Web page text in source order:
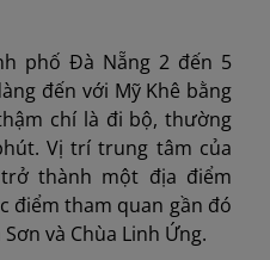
phố Đà Nẵng 2 đến 5
đến với Mỹ Khê bằng
chí là đi bộ, thường
Vị trí trung tâm của
thành một địa điểm
điểm tham quan gần đó
và Chùa Linh Ứng.